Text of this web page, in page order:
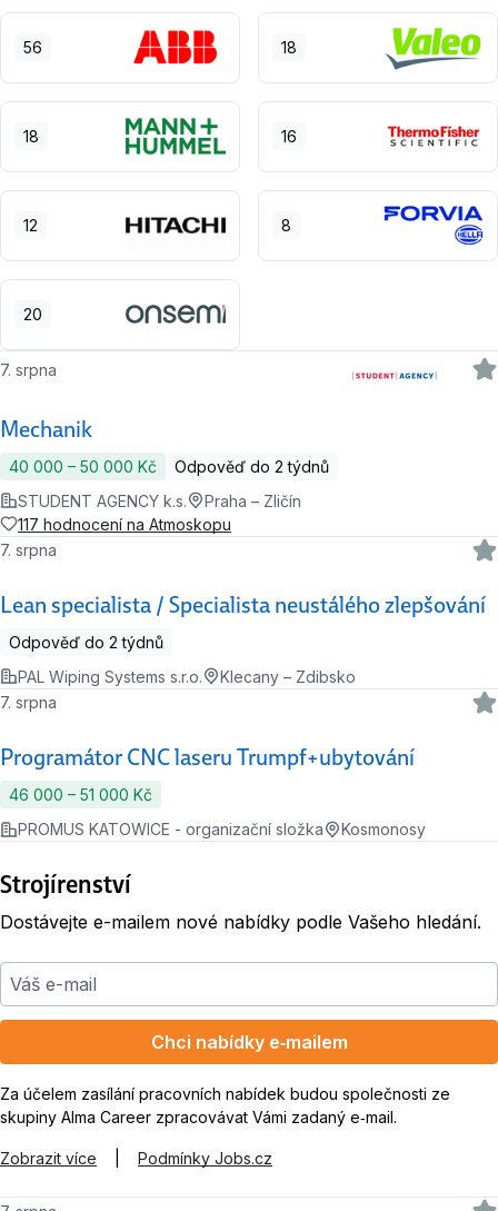
56 18
18 16
12 8
20
Mechanik
7. srpna
40 000 ‍–‍ 50 000 Kč
Odpověď do 2 týdnů
STUDENT AGENCY k.s.
Praha – Zličín
117 hodnocení na Atmoskopu
Lean specialista / Specialista neustálého zlepšování
7. srpna
Odpověď do 2 týdnů
PAL Wiping Systems s.r.o.
Klecany – Zdibsko
Programátor CNC laseru Trumpf+ubytování
7. srpna
46 000 ‍–‍ 51 000 Kč
PROMUS KATOWICE - organizační složka
Kosmonosy
Strojírenství
Dostávejte e-mailem nové nabídky podle Vašeho hledání.
Váš e-mail
Chci nabídky e‑mailem
Za účelem zasílání pracovních nabídek budou společnosti ze
skupiny Alma Career zpracovávat Vámi zadaný e‑mail.
Zobrazit více Podmínky Jobs.cz